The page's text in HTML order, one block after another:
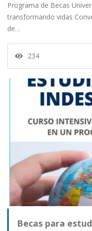
Programa de Becas
transformando vidas
de…
234
Becas para